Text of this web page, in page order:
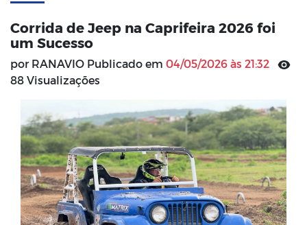
Corrida de Jeep na Caprifeira 2026 foi
um Sucesso
por RANAVIO Publicado em 04/05/2026 às 21:32
88 Visualizações